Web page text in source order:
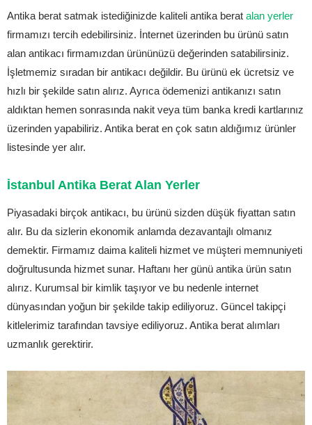
Antika berat satmak istediğinizde kaliteli antika berat alan yerler
firmamızı tercih edebilirsiniz. İnternet üzerinden bu ürünü satın
alan antikacı firmamızdan ürününüzü değerinden satabilirsiniz.
İşletmemiz sıradan bir antikacı değildir. Bu ürünü ek ücretsiz ve
hızlı bir şekilde satın alırız. Ayrıca ödemenizi antikanızı satın
aldıktan hemen sonrasında nakit veya tüm banka kredi kartlarınız
üzerinden yapabiliriz. Antika berat en çok satın aldığımız ürünler
listesinde yer alır.
İstanbul Antika Berat Alan Yerler
Piyasadaki birçok antikacı, bu ürünü sizden düşük fiyattan satın
alır. Bu da sizlerin ekonomik anlamda dezavantajlı olmanız
demektir. Firmamız daima kaliteli hizmet ve müşteri memnuniyeti
doğrultusunda hizmet sunar. Haftanı her günü antika ürün satın
alırız. Kurumsal bir kimlik taşıyor ve bu nedenle internet
dünyasından yoğun bir şekilde takip ediliyoruz. Güncel takipçi
kitlelerimiz tarafından tavsiye ediliyoruz. Antika berat alımları
uzmanlık gerektirir.